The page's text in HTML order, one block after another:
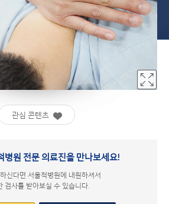
관심 콘텐츠
병원 전문 의료진을 만나보세요!
신다면 서울척병원에 내원하셔서
검사를 받아보실 수 있습니다.